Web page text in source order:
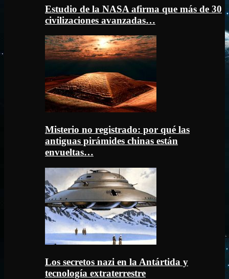
Estudio de la NASA afirma que más de 30
civilizaciones avanzadas…
Misterio no registrado: por qué las
antiguas pirámides chinas están
envueltas…
Los secretos nazi en la Antártida y
tecnología extraterrestre